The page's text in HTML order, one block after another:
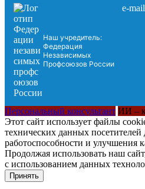
Наш учредитель:
Федерация
Независимых
Профсоюзов России
e-
Персональный консультант ИИ –
Этот сайт использует файлы
технических данных посетителей
работоспособности и улучшения
Продолжая использовать наш
с использованием данных
Принять